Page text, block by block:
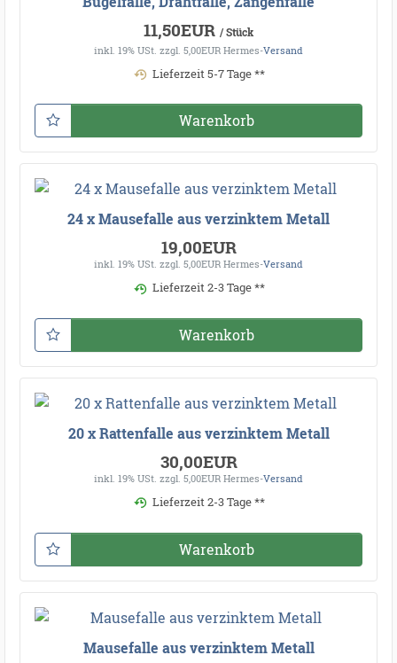
11,50EUR / Stück
inkl. 19% USt. zzgl. 5,00EUR Hermes-Versand
Lieferzeit 5-7 Tage **
Warenkorb
24 x Mausefalle aus verzinktem Metall
19,00EUR
inkl. 19% USt. zzgl. 5,00EUR Hermes-Versand
Lieferzeit 2-3 Tage **
Warenkorb
20 x Rattenfalle aus verzinktem Metall
30,00EUR
inkl. 19% USt. zzgl. 5,00EUR Hermes-Versand
Lieferzeit 2-3 Tage **
Warenkorb
Mausefalle aus verzinktem Metall